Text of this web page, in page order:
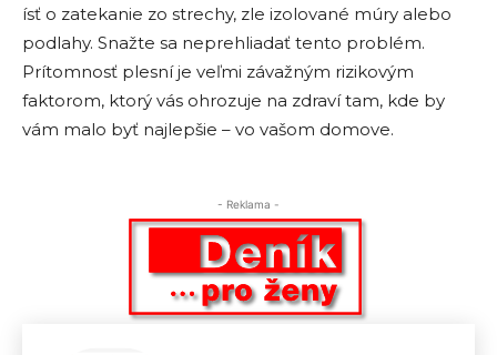
ísť o zatekanie zo strechy, zle izolované múry alebo
podlahy. Snažte sa neprehliadať tento problém.
Prítomnosť plesní je veľmi závažným rizikovým
faktorom, ktorý vás ohrozuje na zdraví tam, kde by
vám malo byť najlepšie – vo vašom domove.
- Reklama -